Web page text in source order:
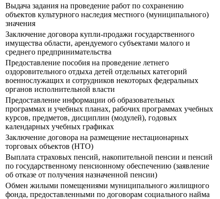
Выдача задания на проведение работ по сохранению
объектов культурного наследия местного (муниципального)
значения
Заключение договора купли-продажи государственного
имущества области, арендуемого субъектами малого и
среднего предпринимательства
Предоставление пособия на проведение летнего
оздоровительного отдыха детей отдельных категорий
военнослужащих и сотрудников некоторых федеральных
органов исполнительной власти
Предоставление информации об образовательных
программах и учебных планах, рабочих программах учебных
курсов, предметов, дисциплин (модулей), годовых
календарных учебных графиках
Заключение договора на размещение нестационарных
торговых объектов (НТО)
Выплата страховых пенсий, накопительной пенсии и пенсий
по государственному пенсионному обеспечению (заявление
об отказе от получения назначенной пенсии)
Обмен жилыми помещениями муниципального жилищного
фонда, предоставленными по договорам социального найма